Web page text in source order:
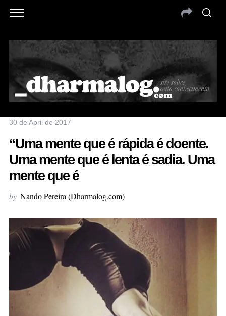
30 de April de 2017
“Uma mente que é rápida é doente.
Uma mente que é lenta é sadia. Uma
mente que é
by Nando Pereira (Dharmalog.com)